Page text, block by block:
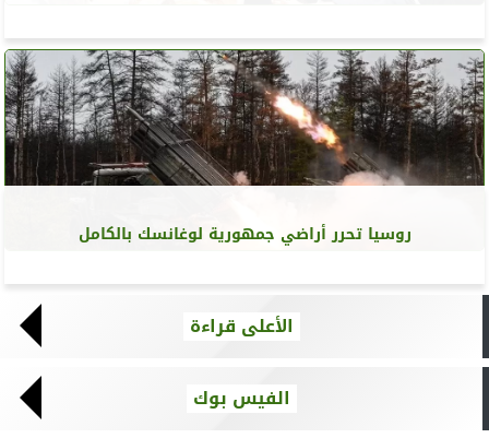
روسيا تحرر أراضي جمهورية لوغانسك بالكامل
الأعلى قراءة
الفيس بوك